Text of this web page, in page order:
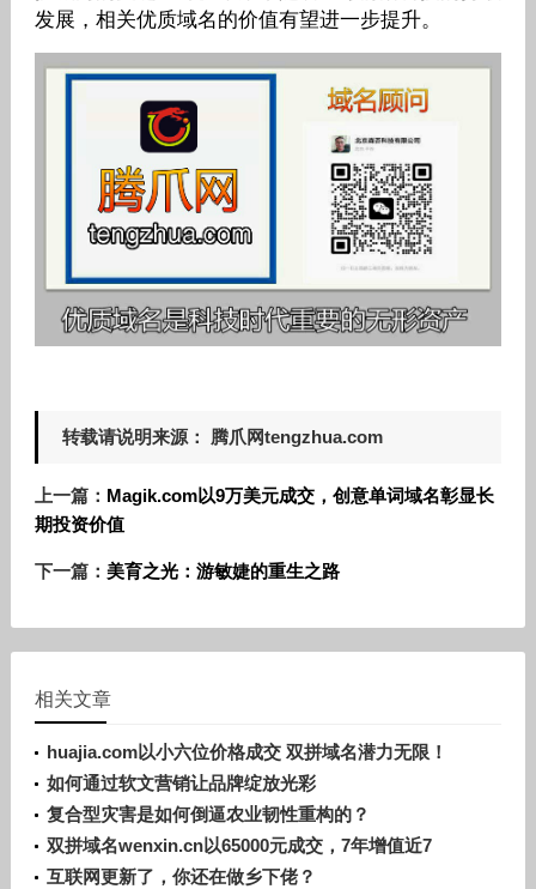
发展，相关优质域名的价值有望进一步提升。
转载请说明来源： 腾爪网tengzhua.com
上一篇： Magik.com以9万美元成交，创意单词域名彰显长
期投资价值
下一篇： 美育之光：游敏婕的重生之路
相关文章
huajia.com以小六位价格成交 双拼域名潜力无限！
如何通过软文营销让品牌绽放光彩
复合型灾害是如何倒逼农业韧性重构的？
双拼域名wenxin.cn以65000元成交，7年增值近7
倍！
互联网更新了，你还在做乡下佬？